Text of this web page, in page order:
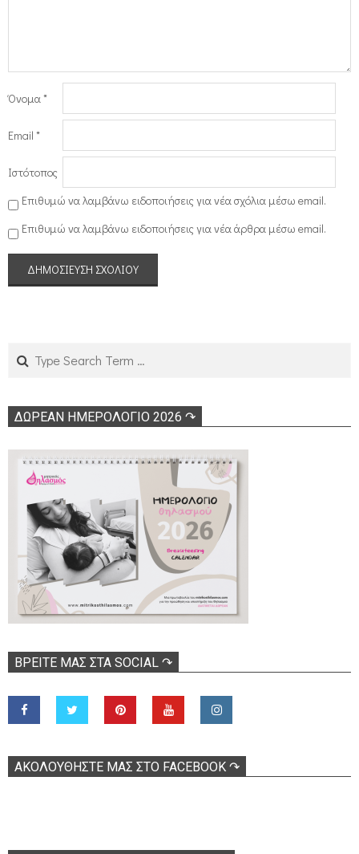
Όνομα*
Email *
Ιστότοπος
Επιθυμώ να λαμβάνω ειδοποιήσεις για νέα σχόλια μέσω email.
Επιθυμώ να λαμβάνω ειδοποιήσεις για νέα άρθρα μέσω email.
ΔΩΡΕΑΝ ΗΜΕΡΟΛΟΓΙΟ 2026 ↷
ΒΡΕΊΤΕ ΜΑΣ ΣΤΑ SOCIAL ↷
ΑΚΟΛOΥΘΉΣΤΕ ΜΑΣ ΣΤΟ FACEBOOK ↷